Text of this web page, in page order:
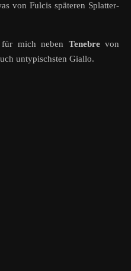
von Fulcis späteren Splatter-
für mich neben Tenebrevon
untypischsten Giallo.